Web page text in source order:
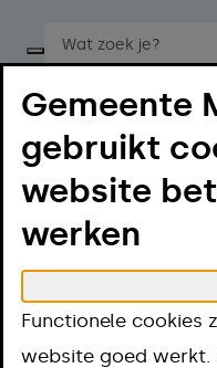
Start een
Menu
Home Regelen
Bouwen,
Gemeente
gebruikt
website
werken
Functionele cookies
website goed werkt.